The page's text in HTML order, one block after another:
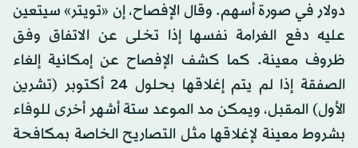
دولار في صورة أسهم. وقال الإفصاح، إن «تويتر» سيتعين
عليه دفع الغرامة نفسها إذا تخلى عن الاتفاق وفق
ظروف معينة. كما كشف الإفصاح عن إمكانية إلغاء
الصفقة إذا لم يتم إغلاقها بحلول 24 أكتوبر (تشرين
الأول) المقبل، ويمكن مد الموعد ستة أشهر أخرى للوفاء
بشروط معينة لإغلاقها مثل التصاريح الخاصة بمكافحة